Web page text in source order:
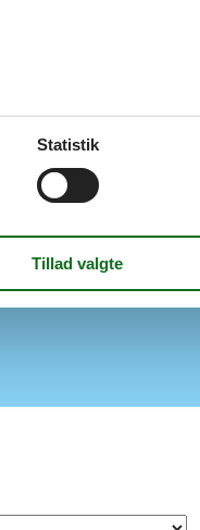
2
8
7
3
Tyske kanaler
Oplader Type
Trækulgrill
Statistik